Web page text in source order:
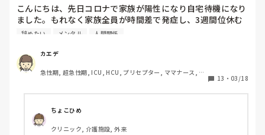
こんにちは、先日コロナで家族が陽性になり自宅待機になり
ました。もれなく家族全員が時間差で発症し、3週間位休む
ことになりました。
菓子を4袋くらい買って行ったんですが…
裏であんなに迷惑かけたのにファミリーパックって馬鹿にさ
れてるよねとお局がクラークさんに言ってたんですよね。
前の職場は長期休暇とか帰省したときはご当地のお土産みた
いな感じ、やむを得ない理由での突発的な休みではファミリ
ーパックとかみんなで食べれるお菓子を買ってくるみたいな
暗黙のルールがありました。
転職して初めての何日も休む休みだし、他の方もコストコの
辞めたい メンタル 人間関係
カエデ
急性期, 超急性期, ICU, HCU, プリセプター, ママナース, リ
13 ・ 03/18
ちょこひめ
クリニック, 介護施設, 外来